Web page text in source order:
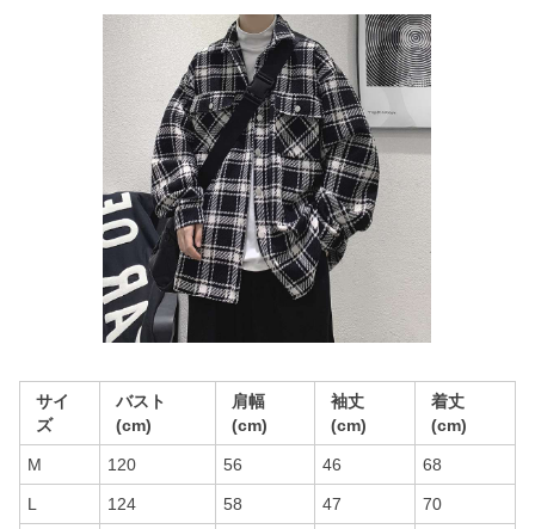
サイ
ズ
バスト
(cm)
肩幅
(cm)
袖丈
(cm)
着丈
(cm)
M 120 56 46 68
L 124 58 47 70